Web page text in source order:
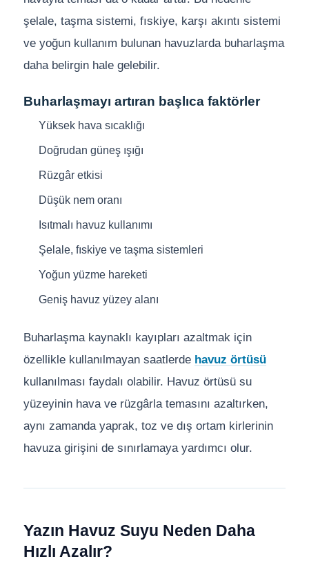
şelale, taşma sistemi, fıskiye, karşı akıntı sistemi
ve yoğun kullanım bulunan havuzlarda buharlaşma
daha belirgin hale gelebilir.
Buharlaşmayı artıran başlıca faktörler
Yüksek hava sıcaklığı
Doğrudan güneş ışığı
Rüzgâr etkisi
Düşük nem oranı
Isıtmalı havuz kullanımı
Şelale, fıskiye ve taşma sistemleri
Yoğun yüzme hareketi
Geniş havuz yüzey alanı
Buharlaşma kaynaklı kayıpları azaltmak için
özellikle kullanılmayan saatlerde havuz örtüsü
kullanılması faydalı olabilir. Havuz örtüsü su
yüzeyinin hava ve rüzgârla temasını azaltırken,
aynı zamanda yaprak, toz ve dış ortam kirlerinin
havuza girişini de sınırlamaya yardımcı olur.
Yazın Havuz Suyu Neden Daha
Hızlı Azalır?